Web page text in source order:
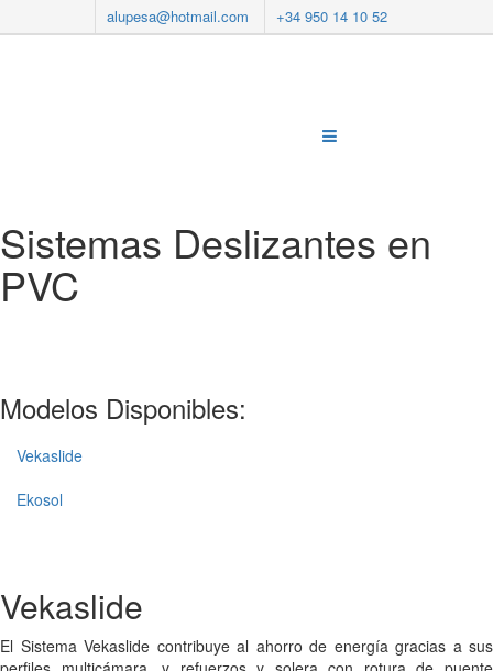
alupesa@hotmail.com +34 950 14 10 52
Sistemas Deslizantes en
PVC
Modelos Disponibles:
Vekaslide
Ekosol
Vekaslide
El Sistema Vekaslide contribuye al ahorro de energía gracias a sus